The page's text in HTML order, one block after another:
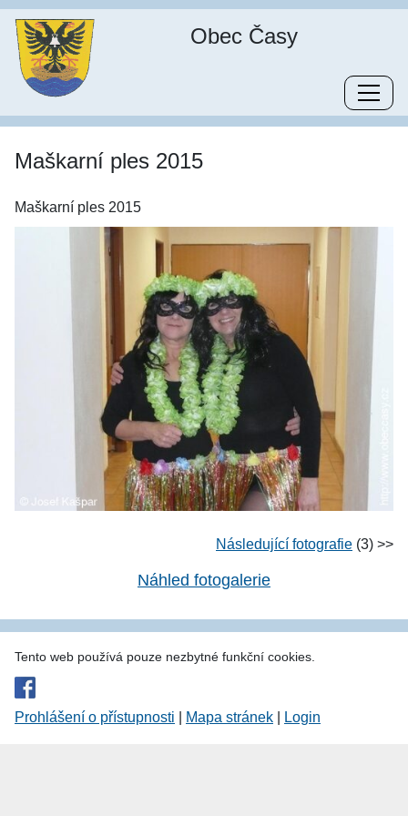
Obec Časy
Maškarní ples 2015
Maškarní ples 2015
Následující fotografie (3) >>
Náhled fotogalerie
Tento web používá pouze nezbytné funkční cookies.
Prohlášení o přístupnosti Mapa stránek Login